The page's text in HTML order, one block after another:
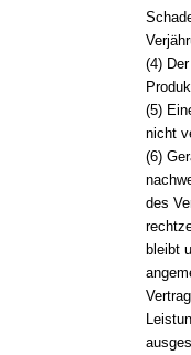
(4)
(5)
nicht
(6)
des
bleibt